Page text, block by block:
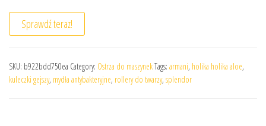
Sprawdź teraz!
SKU: b922bdd750ea Category: Ostrza do maszynekTags: armani, holika holika aloe,
kuleczki gejszy, mydła antybakteryjne, rollery do twarzy, splendor